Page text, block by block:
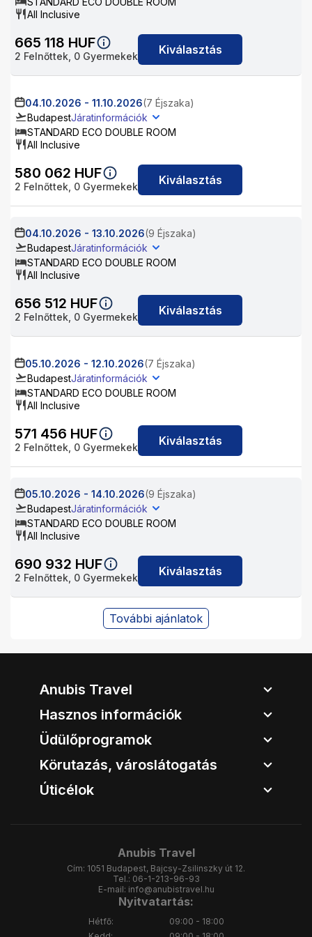
All Inclusive
665 118 HUF
2 Felnőttek, 0 Gyermekek Kiválasztás
04.10.2026 - 11.10.2026(7 Éjszaka)
BudapestJáratinformációk
STANDARD ECO DOUBLE ROOM
All Inclusive
580 062 HUF
2 Felnőttek, 0 Gyermekek Kiválasztás
04.10.2026 - 13.10.2026(9 Éjszaka)
BudapestJáratinformációk
STANDARD ECO DOUBLE ROOM
All Inclusive
656 512 HUF
2 Felnőttek, 0 Gyermekek Kiválasztás
05.10.2026 - 12.10.2026(7 Éjszaka)
BudapestJáratinformációk
STANDARD ECO DOUBLE ROOM
All Inclusive
571 456 HUF
2 Felnőttek, 0 Gyermekek Kiválasztás
05.10.2026 - 14.10.2026(9 Éjszaka)
BudapestJáratinformációk
STANDARD ECO DOUBLE ROOM
All Inclusive
690 932 HUF
2 Felnőttek, 0 Gyermekek Kiválasztás
További ajánlatok
Anubis Travel
Hasznos információk
Üdülőprogramok
Körutazás, városlátogatás
Úticélok
Anubis Travel
Cím: 1051 Budapest, Bajcsy-Zsilinszky út 12.
Tel.: 06-1-213-96-93
E-mail: info@anubistravel.hu
Nyitvatartás:
Hétfő:
09:00 - 18:00